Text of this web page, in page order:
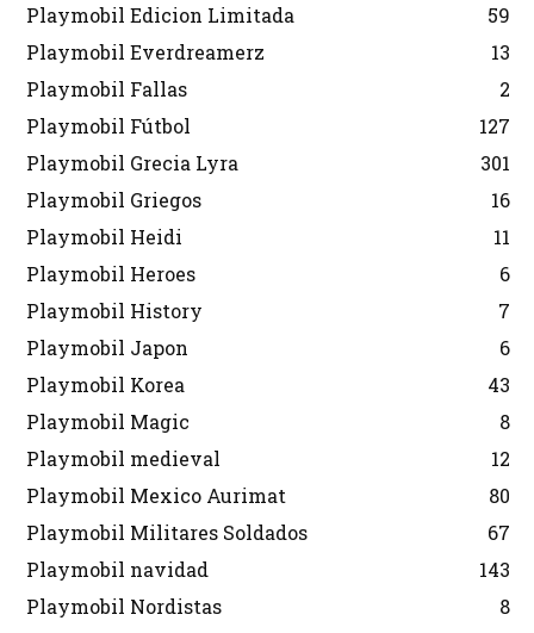
Playmobil Edicion Limitada
59
Playmobil Everdreamerz
13
Playmobil Fallas
2
Playmobil Fútbol
127
Playmobil Grecia Lyra
301
Playmobil Griegos
16
Playmobil Heidi
11
Playmobil Heroes
6
Playmobil History
7
Playmobil Japon
6
Playmobil Korea
43
Playmobil Magic
8
Playmobil medieval
12
Playmobil Mexico Aurimat
80
Playmobil Militares Soldados
67
Playmobil navidad
143
Playmobil Nordistas
8